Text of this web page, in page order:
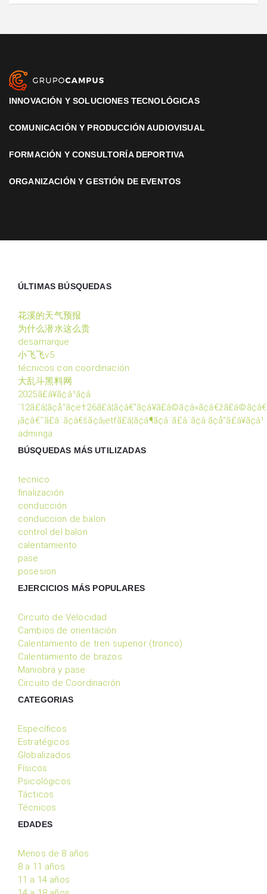
INNOVACIÓN Y SOLUCIONES TECNOLÓGICAS
COMUNICACIÓN Y PRODUCCIÓN AUDIOVISUAL
FORMACIÓN Y CONSULTORÍA DEPORTIVA
ORGANIZACIÓN Y GESTIÓN DE EVENTOS
ÚLTIMAS BÚSQUEDAS
花溪的天气预报
为什么潜水这么贵
desamarque
小飞飞v5
técnicos con coordinación
大乱斗黑料网
2025ã£â¥ã¢â¹ã¢â
´12ã£â¦ã¢å“ã¢ë†26ã£â¦ã¢â€”ã¢â¥ã£â©ã¢â»ã¢â€žã£â©ã¢â€
¡ã¢â€˜ã£â¨ã¢â€šã¢â¡etfã£â¦ã¢â¶ã¢â¨ã£â¨ã¢â·ã¢å“ã£â¥ã¢â¹
adminga
BÚSQUEDAS MÁS UTILIZADAS
tecnico
finalización
conducción
conduccion de balon
control del balon
calentamiento
pase
posesion
EJERCICIOS MÁS POPULARES
Circuito de Velocidad
Cambios de orientación
Calentamiento de tren superior (tronco)
Calentamiento de brazos
Maniobra y pase
Circuito de Coordinación
CATEGORIAS
Específicos
Estratégicos
Globalizados
Físicos
Psicológicos
Tácticos
Técnicos
EDADES
Menos de 8 años
8 a 11 años
11 a 14 años